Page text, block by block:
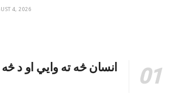
4, 2026
انسان څه ته وایي او د